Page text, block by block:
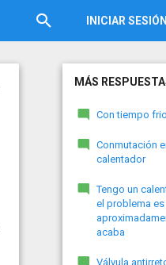
INICIAR SESIÓN
MÁS
Con tiempo
Conmutación
calentador
Tengo un
el problema
acaba
Válvula